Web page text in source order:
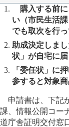
購入する前に
い（市民生活
でも取次を行っ
助成決定しま
状」が自宅に届
「委任状」に
参すると対象商
申請書は、下記
課、情報公開コー
道庁舎証明交付窓